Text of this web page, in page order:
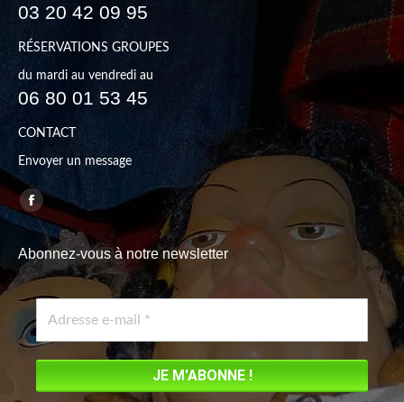
03 20 42 09 95
RÉSERVATIONS GROUPES
du mardi au vendredi au
06 80 01 53 45
CONTACT
Envoyer un message
Trouvez nous sur :
Facebook
page
opens
in
new
window
Abonnez-vous à notre newsletter